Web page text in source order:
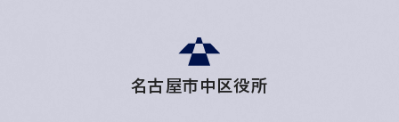
名古屋市中区役所